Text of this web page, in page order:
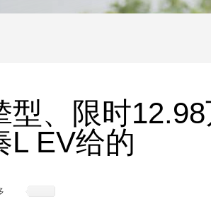
型、限时
L EV给的